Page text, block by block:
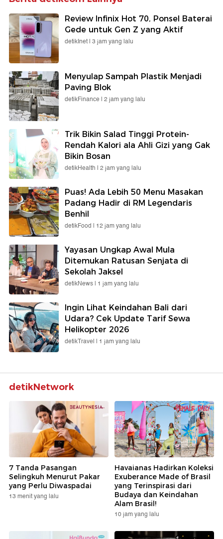
Review Infinix Hot 70, Ponsel Baterai
Gede untuk Gen Z yang Aktif
detikInet | 3 jam yang lalu
Menyulap Sampah Plastik Menjadi
Paving Blok
detikFinance | 2 jam yang lalu
Trik Bikin Salad Tinggi Protein-
Rendah Kalori ala Ahli Gizi yang Gak
Bikin Bosan
detikHealth | 2 jam yang lalu
Puas! Ada Lebih 50 Menu Masakan
Padang Hadir di RM Legendaris
Benhil
detikFood | 12 jam yang lalu
Yayasan Ungkap Awal Mula
Ditemukan Ratusan Senjata di
Sekolah Jaksel
detikNews | 1 jam yang lalu
Ingin Lihat Keindahan Bali dari
Udara? Cek Update Tarif Sewa
Helikopter 2026
detikTravel | 1 jam yang lalu
detikNetwork
7 Tanda Pasangan
Selingkuh Menurut Pakar
yang Perlu Diwaspadai
13 menit yang lalu
Havaianas Hadirkan Koleksi
Exuberance Made of Brasil
yang Terinspirasi dari
Budaya dan Keindahan
Alam Brasil!
10 jam yang lalu